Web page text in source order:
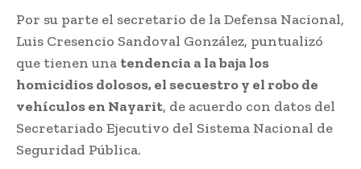
Por su parte el secretario de la Defensa Nacional,
Luis Cresencio Sandoval González, puntualizó
que tienen una tendencia a la baja los
homicidios dolosos, el secuestro y el robo de
vehículos en Nayarit, de acuerdo con datos del
Secretariado Ejecutivo del Sistema Nacional de
Seguridad Pública.